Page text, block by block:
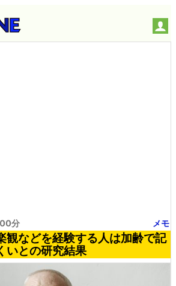
分 メモ
観などを経験する人は加齢で記
いとの研究結果